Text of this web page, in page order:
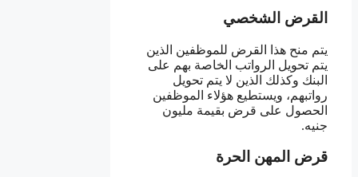
القرض الشخصي
يتم منح هذا القرض للموظفين الذين
يتم تحويل الرواتب الخاصة بهم على
البنك وكذلك الذين لا يتم تحويل
رواتبهم، ويستطيع هؤلاء الموظفين
الحصول على قرض بقيمة مليون
جنيه.
قرض المهن الحرة